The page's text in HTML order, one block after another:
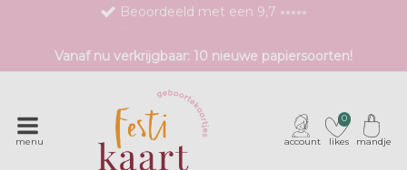
Bestel eenvoudig 1 proefdruk
Vanaf nu verkrijgbaar: 10 nieuwe papiersoorten!
menu account likes
0
mandje